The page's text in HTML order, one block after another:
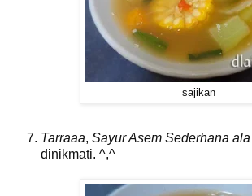
sajikan
Tarraaa, Sayur Asem Sederhana
dinikmati. ^,^